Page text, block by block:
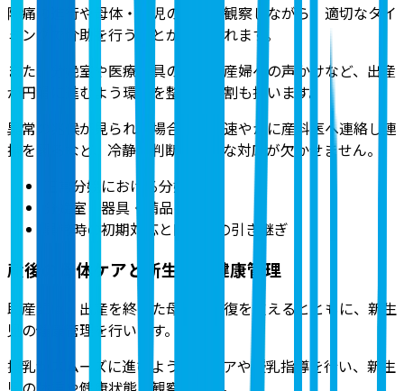
陣痛の進行や母体・胎児の状態を観察しながら、適切なタイ
ミングで介助を行うことが求められます。
また、分娩室や医療器具の準備、産婦への声かけなど、出産
が円滑に進むよう環境を整える役割も担います。
異常の兆候が見られた場合には、速やかに産科医へ連絡し連
携を図るなど、冷静な判断と迅速な対応が欠かせません。
正常分娩における分娩介助
分娩室・器具・備品の準備
異常時の初期対応と医師への引き継ぎ
産後の母体ケアと新生児の健康管理
助産師は、出産を終えた母体の回復を支えるとともに、新生
児の健康管理を行います。
授乳がスムーズに進むよう乳房ケアや授乳指導を行い、新生